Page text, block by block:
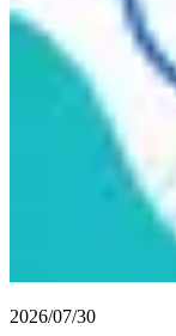
2026/07/30